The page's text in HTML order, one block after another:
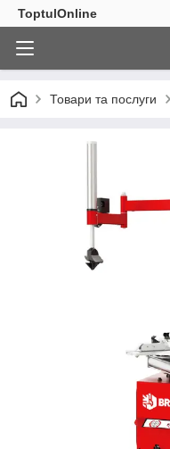
ToptulOnline
Товари та послуги